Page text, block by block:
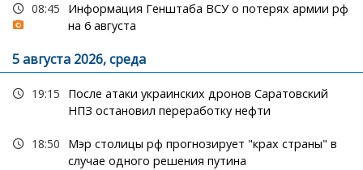
08:45
Информация Генштаба ВСУ о потерях армии рф
на 6 августа
5 августа 2026, среда
19:15
После атаки украинских дронов Саратовский
НПЗ остановил переработку нефти
18:50
Мэр столицы рф прогнозирует "крах страны" в
случае одного решения путина